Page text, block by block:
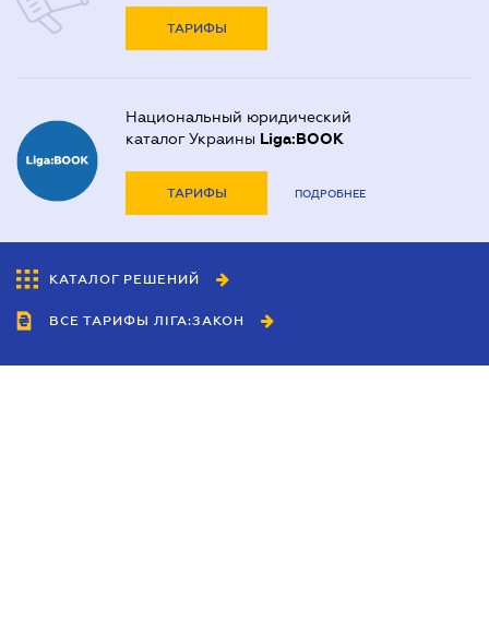
ТАРИФЫ
Национальный юридический
каталог Украины Liga:BOOK
ТАРИФЫ ПОДРОБНЕЕ
КАТАЛОГ РЕШЕНИЙ
ВСЕ ТАРИФЫ ЛІГА:ЗАКОН